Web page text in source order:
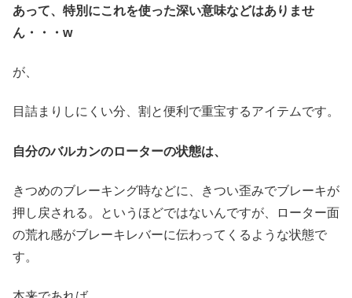
あって、特別にこれを使った深い意味などはありませ
ん・・・w
が、
目詰まりしにくい分、割と便利で重宝するアイテムです。
自分のバルカンのローターの状態は、
きつめのブレーキング時などに、きつい歪みでブレーキが
押し戻される。というほどではないんですが、ローター面
の荒れ感がブレーキレバーに伝わってくるような状態で
す。